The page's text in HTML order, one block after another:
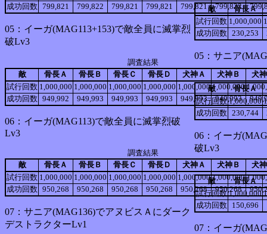
成功回数 799,821 799,822 799,821 799,821 799,821 799,822
05：イーガ(MAG113+153)で敵全員に滅掌烈
破Lv3
調査結果
敵
骨長Ａ 骨長Ｂ 骨長Ｃ 骨長Ｄ 犬神Ａ 犬神Ｂ
犬
試行回数 1,000,000 1,000,000 1,000,000 1,000,000 1,000,000 1,000,000
成功回数 949,992 949,993 949,993 949,993 949,993 949,993
06：イーガ(MAG113)で敵全員に滅掌烈破
Lv3
調査結果
敵
骨長Ａ 骨長Ｂ 骨長Ｃ 骨長Ｄ 犬神Ａ 犬神Ｂ
犬
試行回数 1,000,000 1,000,000 1,000,000 1,000,000 1,000,000 1,000,000
成功回数 950,268 950,268 950,268 950,268 950,268 950,268
07：サニア(MAG136)でアヌビスＡにダーク
デストラクターLv1
敵
骨長Ａ
試行回数 1,000,000
成功回数 230,253
05：サニア
敵
骨長Ａ
試行回数 1,000,000
成功回数 230,744
06：イーガ
破Lv3
敵
骨長Ａ
試行回数 1,000,000
成功回数
150,696
07：イーガ